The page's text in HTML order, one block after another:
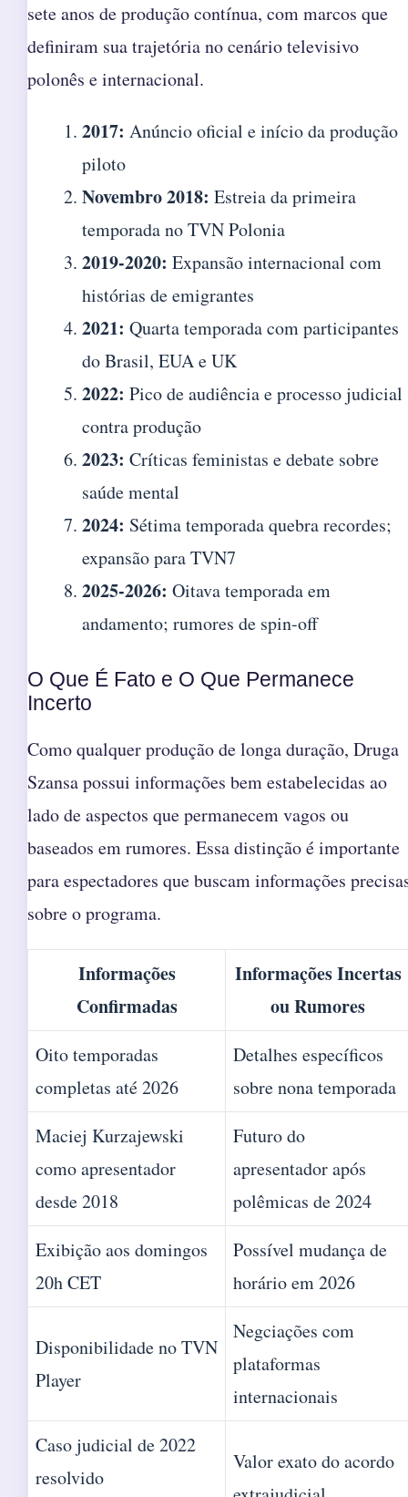
sete anos de produção contínua, com marcos que
definiram sua trajetória no cenário televisivo
polonês e internacional.
2017: Anúncio oficial e início da produção
piloto
Novembro 2018: Estreia da primeira
temporada no TVN Polonia
2019-2020: Expansão internacional com
histórias de emigrantes
2021: Quarta temporada com participantes
do Brasil, EUA e UK
2022: Pico de audiência e processo judicial
contra produção
2023: Críticas feministas e debate sobre
saúde mental
2024: Sétima temporada quebra recordes;
expansão para TVN7
2025-2026: Oitava temporada em
andamento; rumores de spin-off
O Que É Fato e O Que Permanece
Incerto
Como qualquer produção de longa duração, Druga
Szansa possui informações bem estabelecidas ao
lado de aspectos que permanecem vagos ou
baseados em rumores. Essa distinção é importante
para espectadores que buscam informações
sobre o programa.
Informações
Confirmadas
Informações Incertas
ou Rumores
Oito temporadas
completas até 2026
Detalhes específicos
sobre nona temporada
Maciej Kurzajewski
como apresentador
desde 2018
Futuro do
apresentador após
polêmicas de 2024
Exibição aos domingos
20h CET
Possível mudança de
horário em 2026
Disponibilidade no TVN
Player
Negciações com
plataformas
internacionais
Caso judicial de 2022
resolvido
Valor exato do acordo